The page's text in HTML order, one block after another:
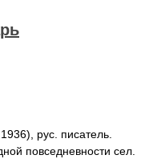
рус. писатель.
повседневности сел.